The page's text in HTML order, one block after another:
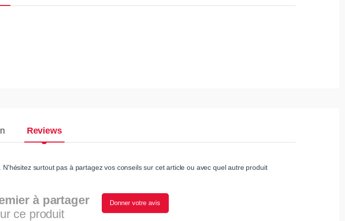
Reviews
surtout pas à partagez vos conseils sur cet article ou avec quel autre produit
à partager
ce produit
Donner votre avis